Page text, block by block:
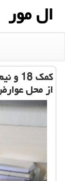
ال مور
كمك
از محل